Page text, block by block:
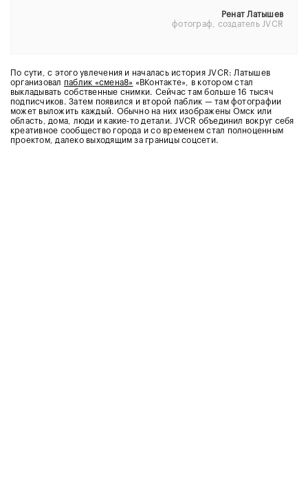
Ренат Латышев
фотограф, создатель JVCR
По сути, с этого увлечения и началась история JVCR: Латышев
организовал паблик «смена8» «ВКонтакте», в котором стал
выкладывать собственные снимки. Сейчас там больше 16 тысяч
подписчиков. Затем появился и второй паблик — там фотографии
может выложить каждый. Обычно на них изображены Омск или
область, дома, люди и какие-то детали. JVCR объединил вокруг себя
креативное сообщество города и со временем стал полноценным
проектом, далеко выходящим за границы соцсети.